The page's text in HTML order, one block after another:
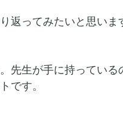
返ってみたいと思いま
先生が手に持っている
です。